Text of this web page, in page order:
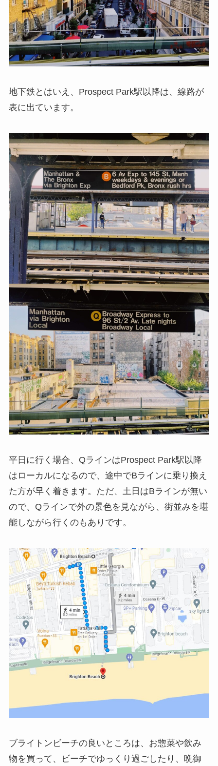
地下鉄とはいえ、Prospect Park駅以降は、線路が
表に出ています。
平日に行く場合、QラインはProspect Park駅以降
はローカルになるので、途中でBラインに乗り換え
た方が早く着きます。ただ、土日はBラインが無い
ので、Qラインで外の景色を見ながら、街並みを堪
能しながら行くのもありです。
ブライトンビーチの良いところは、お惣菜や飲み
物を買って、ビーチでゆっくり過ごしたり、晩御